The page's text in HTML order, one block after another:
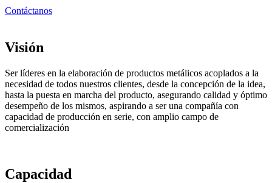
Contáctanos
Visión
Ser líderes en la elaboración de productos metálicos acoplados a la
necesidad de todos nuestros clientes, desde la concepción de la idea,
hasta la puesta en marcha del producto, asegurando calidad y óptimo
desempeño de los mismos, aspirando a ser una compañía con
capacidad de producción en serie, con amplio campo de
comercialización
Capacidad